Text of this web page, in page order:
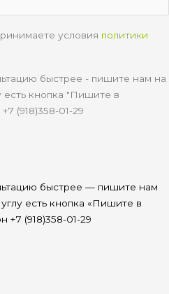
условия политики
быстрее - пишите нам на
есть кнопка "Пишите в
(918)358-01-29
быстрее — пишите нам
есть кнопка «Пишите в
(918)358-01-29